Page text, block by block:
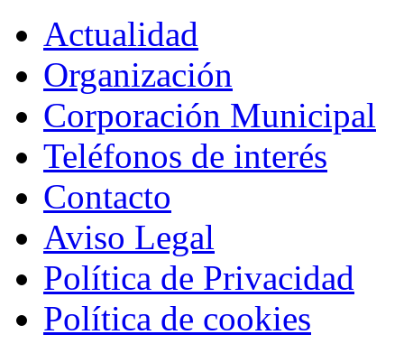
Actualidad
Organización
Corporación Municipal
Teléfonos de interés
Contacto
Aviso Legal
Política de Privacidad
Política de cookies